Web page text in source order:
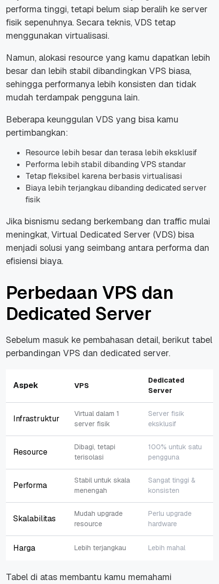
performa tinggi, tetapi belum siap beralih ke server
fisik sepenuhnya. Secara teknis, VDS tetap
menggunakan virtualisasi.
Namun, alokasi resource yang kamu dapatkan lebih
besar dan lebih stabil dibandingkan VPS biasa,
sehingga performanya lebih konsisten dan tidak
mudah terdampak pengguna lain.
Beberapa keunggulan VDS yang bisa kamu
pertimbangkan:
Resource lebih besar dan terasa lebih eksklusif
Performa lebih stabil dibanding VPS standar
Tetap fleksibel karena berbasis virtualisasi
Biaya lebih terjangkau dibanding dedicated server
fisik
Jika bisnismu sedang berkembang dan traffic mulai
meningkat, Virtual Dedicated Server (VDS) bisa
menjadi solusi yang seimbang antara performa dan
efisiensi biaya.
Perbedaan VPS dan
Dedicated Server
Sebelum masuk ke pembahasan detail, berikut tabel
perbandingan VPS dan dedicated server.
Aspek VPS
Dedicated
Server
Infrastruktur
Virtual dalam 1
server fisik
Server fisik
eksklusif
Resource
Dibagi, tetapi
terisolasi
100% untuk satu
pengguna
Performa
Stabil untuk skala
menengah
Sangat tinggi &
konsisten
Skalabilitas
Mudah upgrade
resource
Perlu upgrade
hardware
Harga Lebih terjangkau Lebih mahal
Tabel di atas membantu kamu memahami